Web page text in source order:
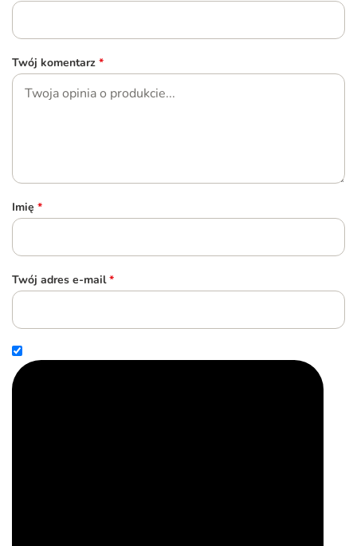
Twój komentarz *
Imię *
Twój adres e-mail *